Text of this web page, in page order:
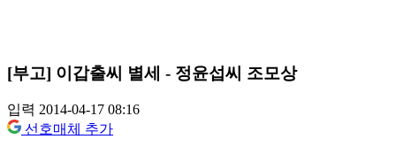
[부고] 이갑출씨 별세 - 정윤섭씨 조모상
입력 2014-04-17 08:16
선호매체 추가